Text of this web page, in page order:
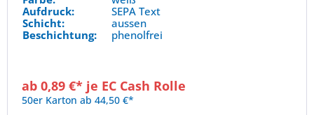
Aufdruck:
SEPA Text
Schicht:
aussen
Beschichtung:
phenolfrei
ab 0,89 €* je EC Cash Rolle
50er Karton ab 44,50 €*